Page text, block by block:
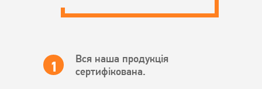
Вся наша продукція
сертифікована.